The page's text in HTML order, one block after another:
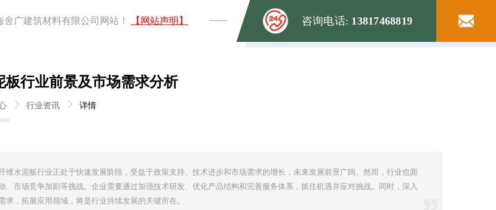
咨询电话: 13817468819
舍广建筑材料有限公司网站！ 【网站声明】
板行业前景及市场需求分析
行业资讯 详情
维水泥板行业正处于快速发展阶段，受益于政策支持、技术进步和市场需求的增长，未来发展前景广阔。然而，行业也面
、市场竞争加剧等挑战。企业需要通过加强技术研发、优化产品结构和完善服务体系，抓住机遇并应对挑战。同时，深入
求，拓展应用领域，将是行业持续发展的关键所在。